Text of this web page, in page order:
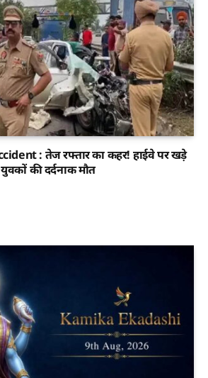
: तेज रफ्तार का कहर! हाईवे पर खड़े
की दर्दनाक मौत